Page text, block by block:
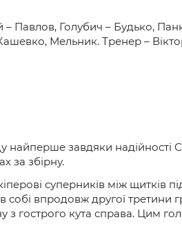
Павлов, Голубич – Будько,
Мельник. Тренер –
завдяки надійності
за збірну.
суперників між щитків
впродовж другої третини
гострого кута справа. Цим